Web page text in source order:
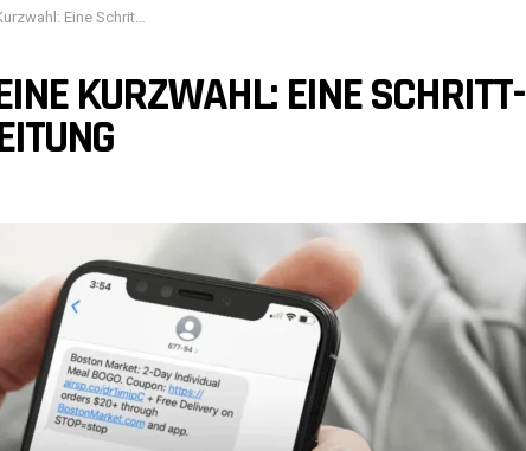
Schritt-für-Schritt-Anleitung
KURZWAHL: EINE SCHRITT-